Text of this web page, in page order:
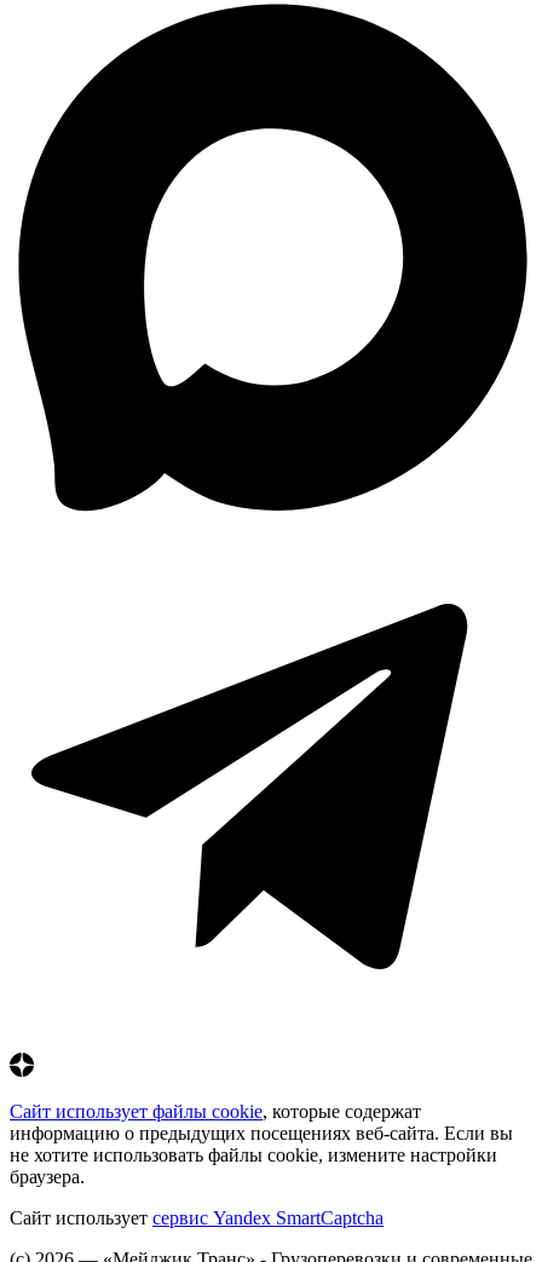
Сайт использует файлы cookie, которые содержат
информацию о предыдущих посещениях веб‑сайта. Если вы
не хотите использовать файлы cookie, измените настройки
браузера.
Сайт использует сервис Yandex SmartCaptcha